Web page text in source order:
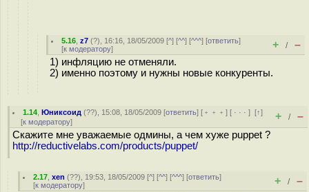
5.16 ,z7 (?), 16:16, 18/05/2009 [^] [^^] [^^^] [ответить]
[к модератору] + / –
1) инфляцию не отменяли.
2) именно поэтому и нужны новые конкуренты.
1.14 ,Юниксоид (??), 15:08, 18/05/2009 [ответить] [ ﹢﹢﹢] [ · · ·][↑]
[к модератору] + / –
Скажите мне уважаемые одмины, а чем хуже puppet ?
http://reductivelabs.com/products/puppet/
2.17 ,xen (??), 19:53, 18/05/2009 [^] [^^] [^^^] [ответить]
[к модератору] + / –